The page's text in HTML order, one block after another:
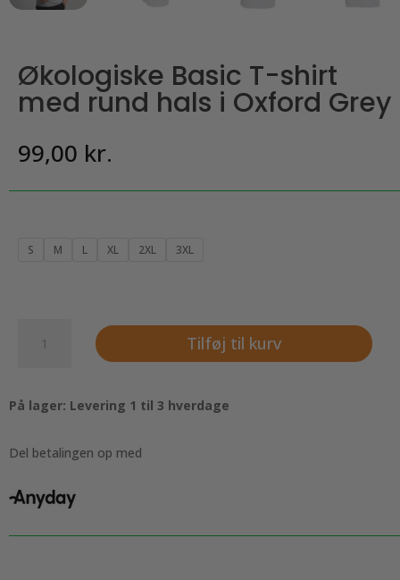
Økologiske Basic T-shirt
med rund hals i Oxford Grey
99,00 kr.
S M L XL 2XL 3XL
Basic
med
hals
Oxford
Grey
antal
Tilføj til kurv
På lager: Levering 1 til 3 hverdage
Del betalingen op med